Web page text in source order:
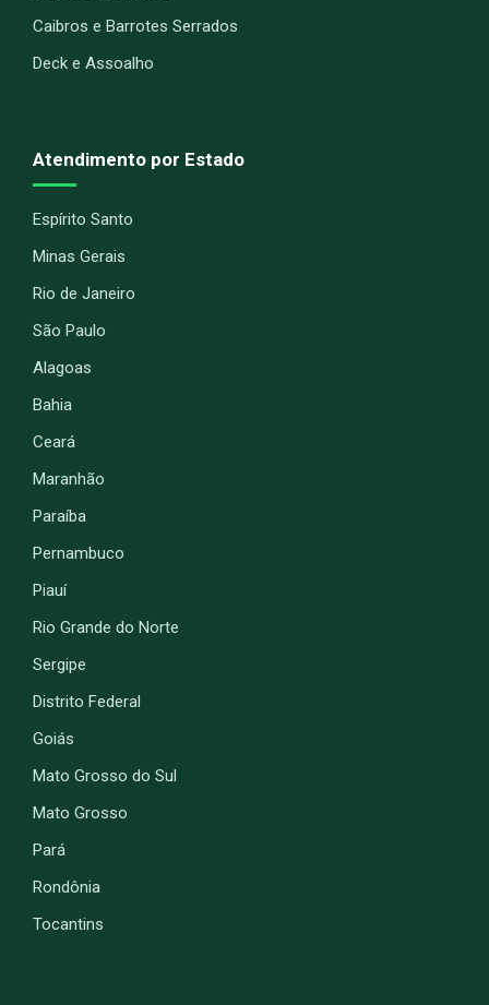
Caibros e Barrotes Serrados
Deck e Assoalho
Atendimento por Estado
Espírito Santo
Minas Gerais
Rio de Janeiro
São Paulo
Alagoas
Bahia
Ceará
Maranhão
Paraíba
Pernambuco
Piauí
Rio Grande do Norte
Sergipe
Distrito Federal
Goiás
Mato Grosso do Sul
Mato Grosso
Pará
Rondônia
Tocantins